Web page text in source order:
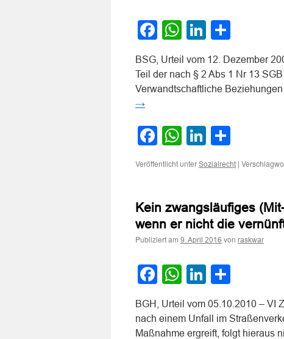
Facebook
WhatsApp
LinkedIn
BSG, Urteil vom 12. Dezember
Teil der nach § 2 Abs 1 Nr 13
Verwandtschaftliche
→
Facebook
WhatsApp
LinkedIn
Veröffentlicht unter Sozialrecht |
Kein zwangsläufiges
wenn er nicht die
Publiziert am 9. April 2016 von raskwar
Facebook
WhatsApp
LinkedIn
BGH, Urteil vom 05.10.2010 – VI
nach einem Unfall im
Maßnahme ergreift, folgt hieraus